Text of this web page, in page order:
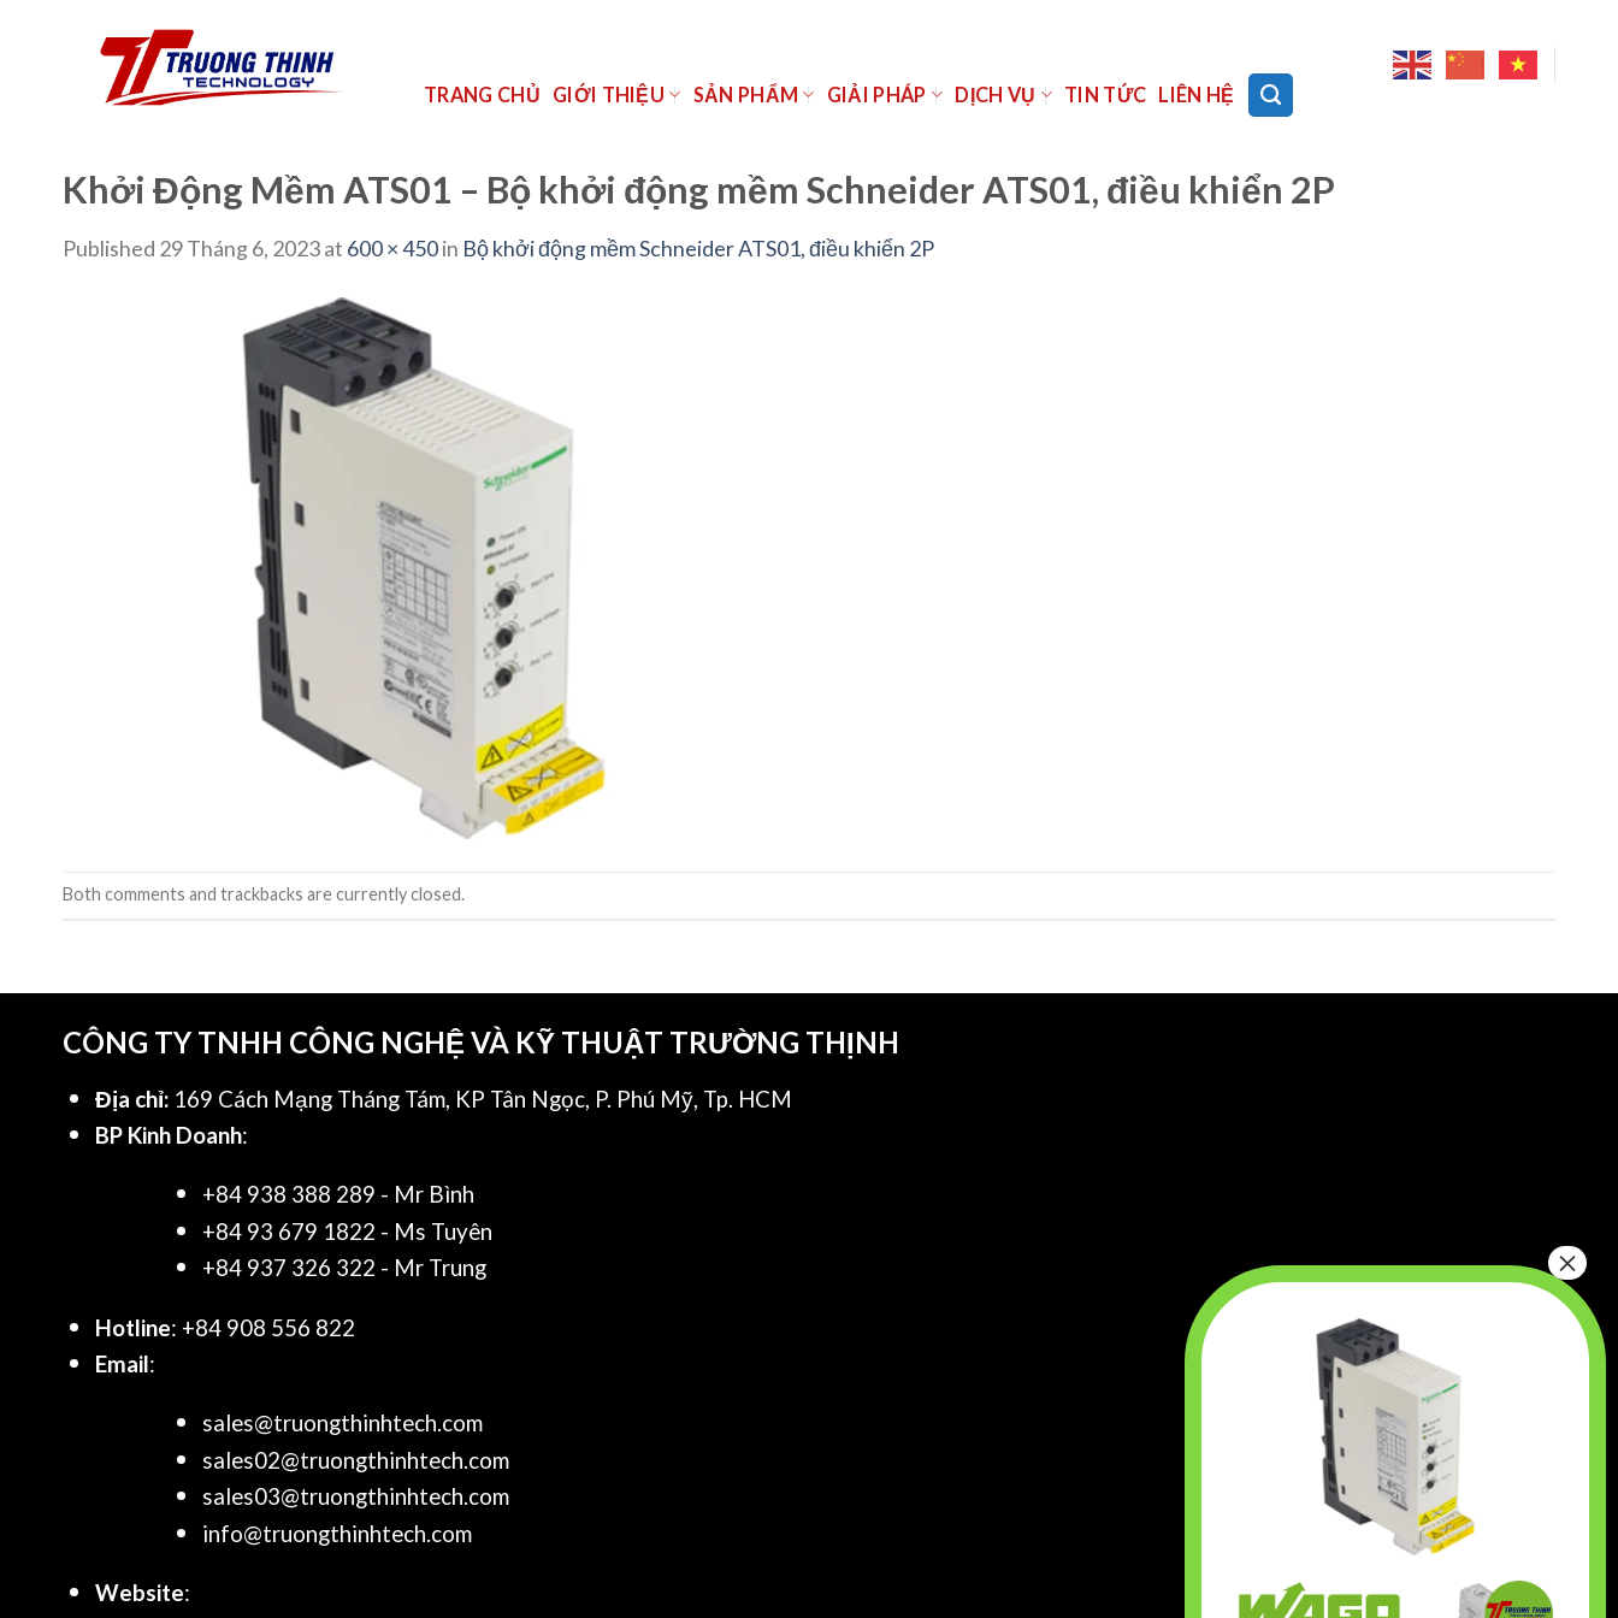
TRANG CHỦ GIỚI THIỆU SẢN PHẨM GIẢI PHÁP DỊCH VỤ TIN TỨC LIÊN HỆ
Khởi Động Mềm ATS01 – Bộ khởi động mềm Schneider ATS01, điều khiển 2P
Published 29 Tháng 6, 2023at 600 × 450in Bộ khởi động mềm Schneider ATS01, điều khiển 2P
Both comments and trackbacks are currently closed.
CÔNG TY TNHH CÔNG NGHỆ VÀ KỸ THUẬT TRƯỜNG THỊNH
Địa chỉ: 169 Cách Mạng Tháng Tám, KP Tân Ngọc, P. Phú Mỹ, Tp. HCM
BP Kinh Doanh:
+84 938 388 289 - Mr Bình
+84 93 679 1822 - Ms Tuyên
+84 937 326 322 - Mr Trung
Hotline: +84 908 556 822
Email:
sales@truongthinhtech.com
sales02@truongthinhtech.com
sales03@truongthinhtech.com
info@truongthinhtech.com
Website: